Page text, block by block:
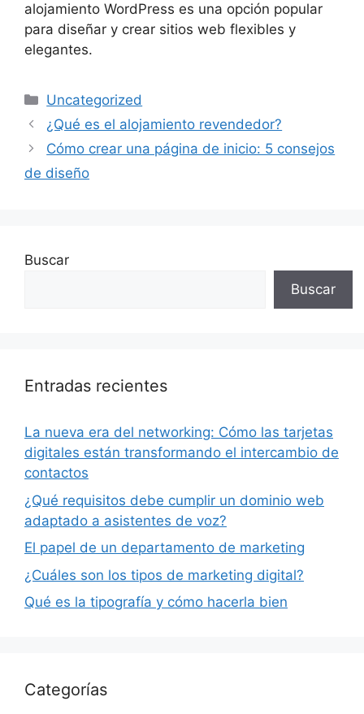
alojamiento WordPress es una opción popular
para diseñar y crear sitios web flexibles y
elegantes.
Categorías
Uncategorized
¿Qué es el alojamiento revendedor?
Cómo crear una página de inicio: 5 consejos
de diseño
Buscar
Buscar
Entradas recientes
La nueva era del networking: Cómo las tarjetas
digitales están transformando el intercambio de
contactos
¿Qué requisitos debe cumplir un dominio web
adaptado a asistentes de voz?
El papel de un departamento de marketing
¿Cuáles son los tipos de marketing digital?
Qué es la tipografía y cómo hacerla bien
Categorías